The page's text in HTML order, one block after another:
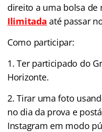
direito a uma bolsa de
Ilimitada até passar
Como participar:
1. Ter participado do
Horizonte.
2. Tirar uma foto
no dia da prova e
Instagram em modo